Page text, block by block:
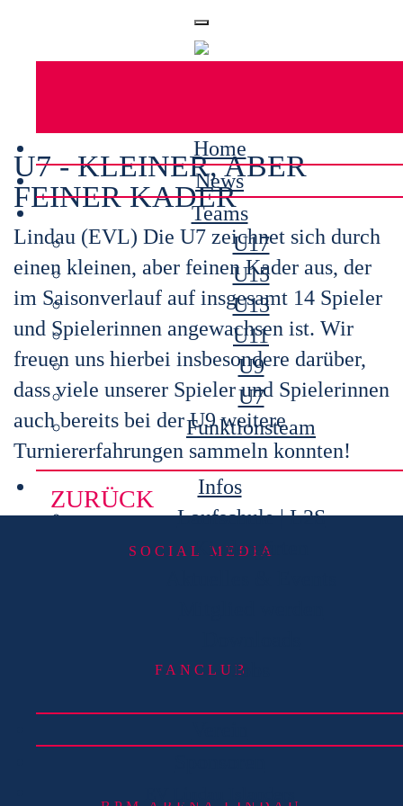
Home
News
Teams
U17
U15
U13
U11
U9
U7
Funktionsteam
Infos
Laufschule | L2S
Kindergärten
Jobs
U7 - KLEINER, ABER
FEINER KADER
Lindau (EVL) Die U7 zeichnet sich durch
einen kleinen, aber feinen Kader aus, der
im Saisonverlauf auf insgesamt 14 Spieler
und Spielerinnen angewachsen ist. Wir
freuen uns hierbei insbesondere darüber,
dass viele unserer Spieler und Spielerinnen
auch bereits bei der U9 weitere
Turniererfahrungen sammeln konnten!
ZURÜCK
SOCIAL MEDIA
FANCLUB